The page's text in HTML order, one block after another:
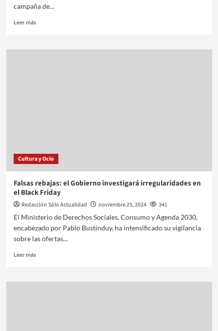
campaña de...
Leer más
Cultura y Ocio
Falsas rebajas: el Gobierno investigará irregularidades en
el Black Friday
Redacción Sólo Actualidad noviembre 25, 2024
341
El Ministerio de Derechos Sociales, Consumo y Agenda 2030,
encabezado por Pablo Bustinduy, ha intensificado su vigilancia
sobre las ofertas...
Leer más